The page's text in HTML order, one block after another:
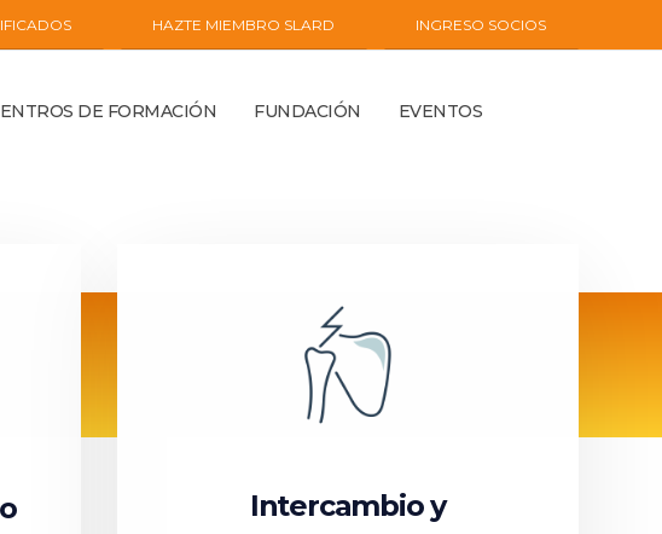
HAZTE MIEMBRO SLARD INGRESO SOCIOS
DE FORMACIÓN FUNDACIÓN EVENTOS
Intercambio y